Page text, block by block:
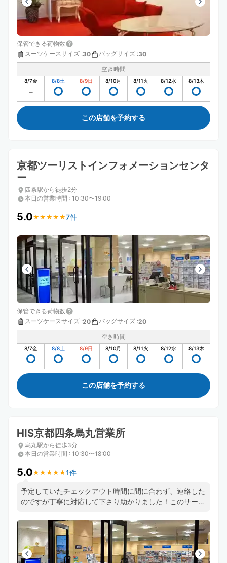
保管できる荷物数
スーツケースサイズ :30 バッグサイズ :30
空き時間
8/7金 8/8土 8/9日 8/10月 8/11火 8/12水 8/13木
この店舗を予約する
京都ツーリストインフォメーションセンタ
ー
四条駅から徒歩2分
本日の営業時間 : 10:30〜19:00
5.0★ ★ ★ ★ ★
★ ★ ★ ★ ★7件
保管できる荷物数
スーツケースサイズ :20 バッグサイズ :20
空き時間
8/7金 8/8土 8/9日 8/10月 8/11火 8/12水 8/13木
この店舗を予約する
HIS京都四条烏丸営業所
烏丸駅から徒歩3分
本日の営業時間 : 10:30〜18:00
5.0★ ★ ★ ★ ★
★ ★ ★ ★ ★1件
予定していたチェックアウト時間に間に合わず、連絡した
のですが丁寧に対応して下さり助かりました！このサービ
て頂きます！